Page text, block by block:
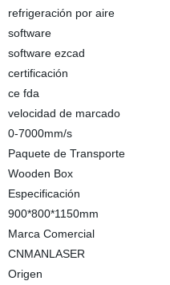
refrigeración por aire
software
software ezcad
certificación
ce fda
velocidad de marcado
0-7000mm/s
Paquete de Transporte
Wooden Box
Especificación
900*800*1150mm
Marca Comercial
CNMANLASER
Origen